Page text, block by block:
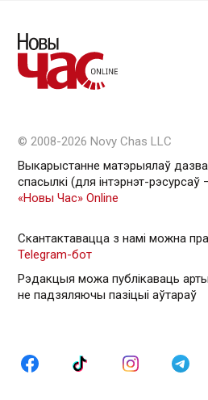
© 2008-2026 Novy Chas LLC
Выкарыстанне матэрыялаў
спасылкі (для інтэрнэт-
«Новы Час» Online
Скантактавацца з намі можна
Telegram-бот
Рэдакцыя можа публікаваць
не падзяляючы пазіцыі аўтараў